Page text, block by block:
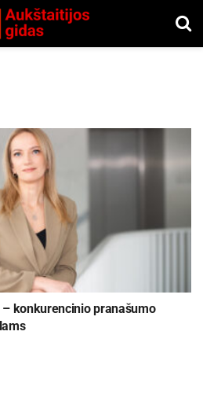
konkurencinio pranašumo